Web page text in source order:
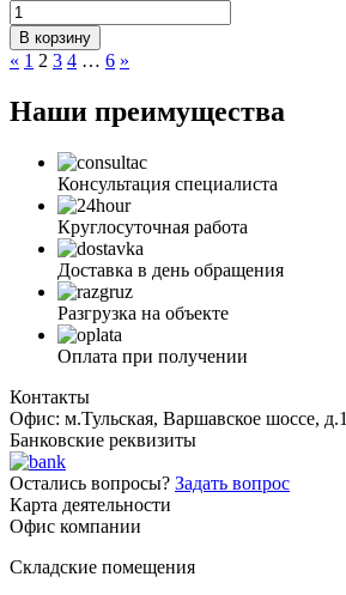
В корзину
« 1 2 3 4 … 6 »
Наши преимущества
Консультация специалиста
Круглосуточная работа
Доставка в день обращения
Разгрузка на объекте
Оплата при получении
Контакты
Офис: м.Тульская, Варшавское шоссе, д.1
Банковские реквизиты
Остались вопросы? Задать вопрос
Карта деятельности
Офис компании
Складские помещения